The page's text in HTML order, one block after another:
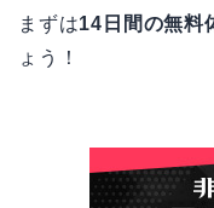
まずは14日間の無料
ょう！